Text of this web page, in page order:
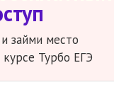
займи место
Турбо ЕГЭ